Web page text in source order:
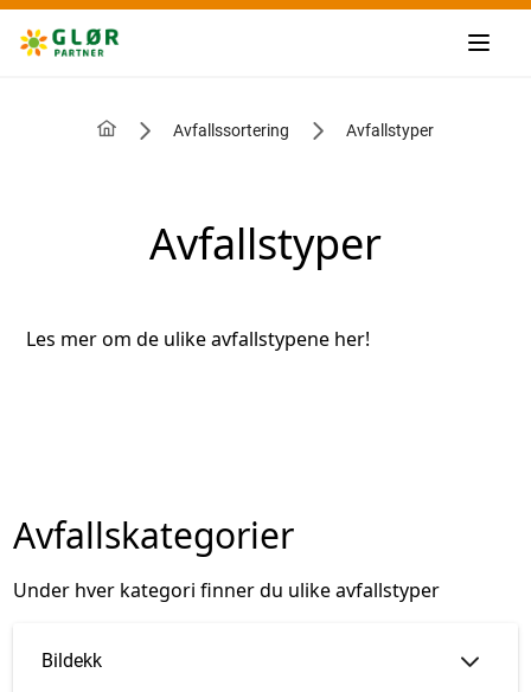
Avfallssortering Avfallstyper
Avfallstyper
Les mer om de ulike avfallstypene her!
Avfallskategorier
Under hver kategori finner du ulike avfallstyper
Bildekk